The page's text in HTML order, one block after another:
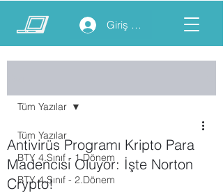
Giriş yap
Tüm Yazılar
BTY 4.Sınıf - 1.Dönem
BTY 4.Sınıf - 2.Dönem
Tüm Yazılar
Antivirüs Programı Kripto Para
Madencisi Oluyor: İşte Norton
Crypto!